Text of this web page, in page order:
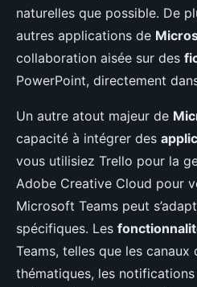
naturelles que possible. De
autres applications de
collaboration aisée sur des
PowerPoint, directement
Un autre atout majeur de
capacité à intégrer des
vous utilisiez Trello pour la
Adobe Creative Cloud pour
Microsoft Teams peut
spécifiques. Les
Teams, telles que les canaux
thématiques, les